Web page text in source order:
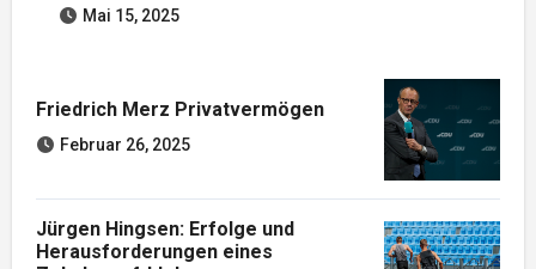
Mai 15, 2025
Friedrich Merz Privatvermögen
Februar 26, 2025
Jürgen Hingsen: Erfolge und
Herausforderungen eines